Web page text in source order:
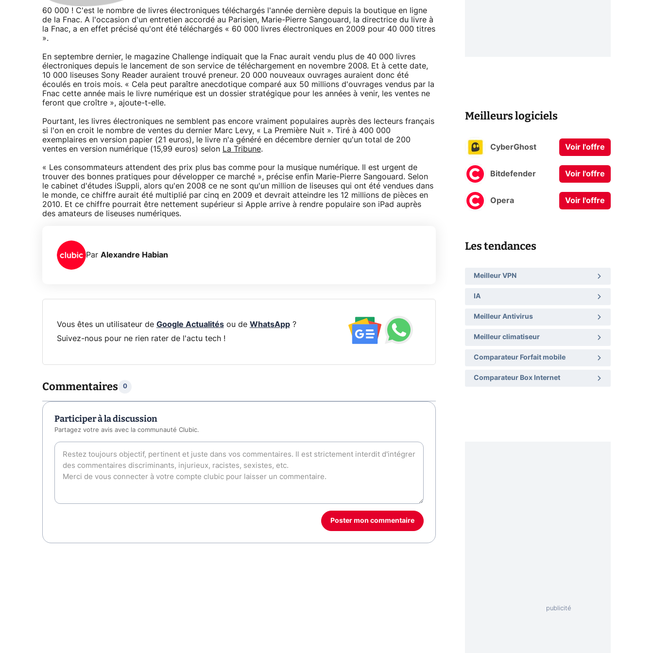
60 000 ! C'est le nombre de livres électroniques téléchargés l'année dernière depuis la boutique en ligne
de la Fnac. A l'occasion d'un entretien accordé au Parisien, Marie-Pierre Sangouard, la directrice du livre à
la Fnac, a en effet précisé qu'ont été téléchargés « 60 000 livres électroniques en 2009 pour 40 000 titres
».
En septembre dernier, le magazine Challenge indiquait que la Fnac aurait vendu plus de 40 000 livres
électroniques depuis le lancement de son service de téléchargement en novembre 2008. Et à cette date,
10 000 liseuses Sony Reader auraient trouvé preneur. 20 000 nouveaux ouvrages auraient donc été
écoulés en trois mois. « Cela peut paraître anecdotique comparé aux 50 millions d'ouvrages vendus par la
Fnac cette année mais le livre numérique est un dossier stratégique pour les années à venir, les ventes ne
feront que croître », ajoute-t-elle.
Pourtant, les livres électroniques ne semblent pas encore vraiment populaires auprès des lecteurs français
si l'on en croit le nombre de ventes du dernier Marc Levy, « La Première Nuit ». Tiré à 400 000
exemplaires en version papier (21 euros), le livre n'a généré en décembre dernier qu'un total de 200
ventes en version numérique (15,99 euros) selon La Tribune.
« Les consommateurs attendent des prix plus bas comme pour la musique numérique. Il est urgent de
trouver des bonnes pratiques pour développer ce marché », précise enfin Marie-Pierre Sangouard. Selon
le cabinet d'études iSuppli, alors qu'en 2008 ce ne sont qu'un million de liseuses qui ont été vendues dans
le monde, ce chiffre aurait été multiplié par cinq en 2009 et devrait atteindre les 12 millions de pièces en
2010. Et ce chiffre pourrait être nettement supérieur si Apple arrive à rendre populaire son iPad auprès
des amateurs de liseuses numériques.
Par Alexandre Habian
Vous êtes un utilisateur de Google Actualitésou de WhatsApp?
Suivez-nous pour ne rien rater de l'actu tech !
Commentaires 0
Participer à la discussion
Partagez votre avis avec la communauté Clubic.
Poster mon commentaire
Meilleurs logiciels
CyberGhost Voir l'offre
Bitdefender Voir l'offre
Opera Voir l'offre
Les tendances
Meilleur VPN
IA
Meilleur Antivirus
Meilleur climatiseur
Comparateur Forfait mobile
Comparateur Box Internet